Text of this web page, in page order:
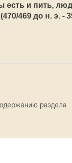
есть и пить,
469 до н. э. -
раздела